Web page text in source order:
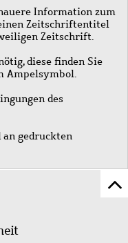
Information zum
Zeitschriftentitel
Zeitschrift.
diese finden Sie
Ampelsymbol.
des
gedruckten